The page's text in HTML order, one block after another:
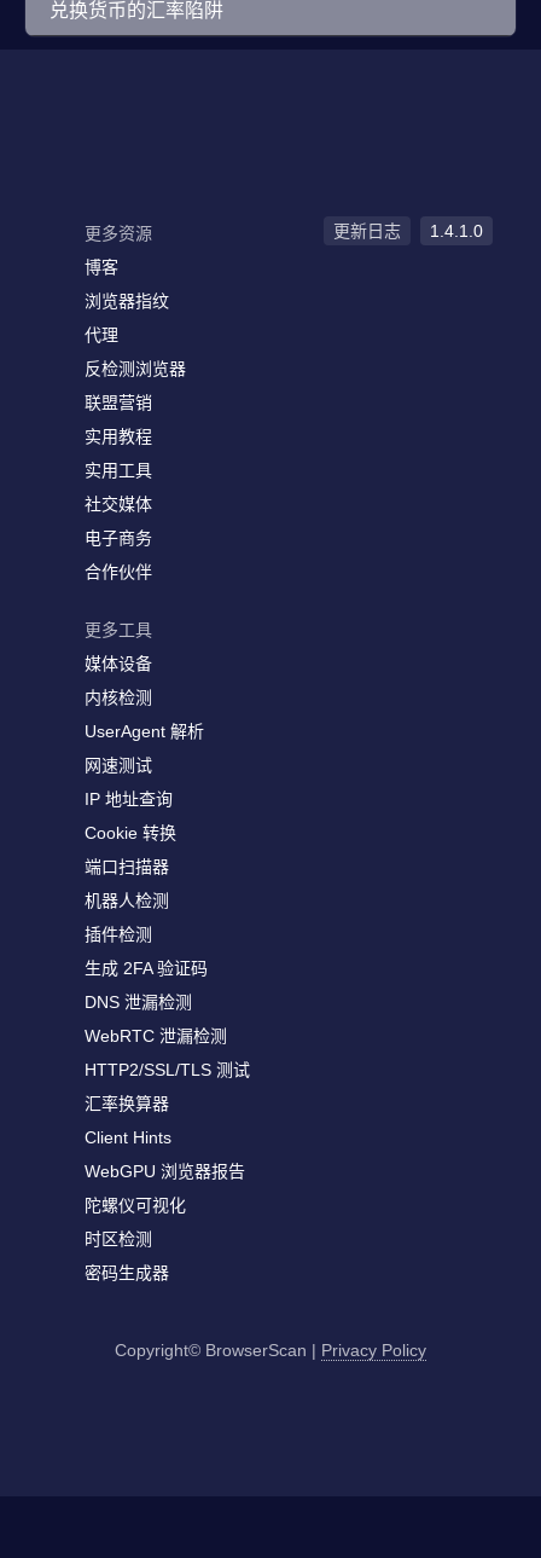
兑换货币的汇率陷阱
更多资源
博客
浏览器指纹
代理
反检测浏览器
联盟营销
实用教程
实用工具
社交媒体
电子商务
合作伙伴
更多工具
媒体设备
内核检测
UserAgent 解析
网速测试
IP 地址查询
Cookie 转换
端口扫描器
机器人检测
插件检测
生成 2FA 验证码
DNS 泄漏检测
WebRTC 泄漏检测
HTTP2/SSL/TLS 测试
汇率换算器
Client Hints
WebGPU 浏览器报告
陀螺仪可视化
时区检测
密码生成器
更新日志 1.4.1.0
Copyright© BrowserScan | Privacy Policy